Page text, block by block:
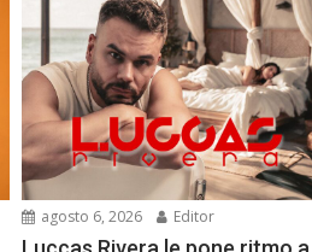
agosto 6, 2026 Editor